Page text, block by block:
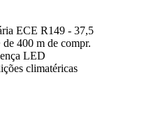
ECE R149 - 37,5
400 m de compr.
LED
climatéricas